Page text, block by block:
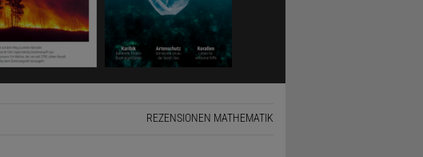
REZENSIONEN MATHEMATIK